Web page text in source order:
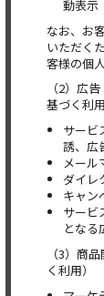
動表示
なお、お
いただく
客様の個
（2）広
基づく利用
サービ
誘、広
メール
ダイレ
キャン
サービ
となる
（3）商
く利用）